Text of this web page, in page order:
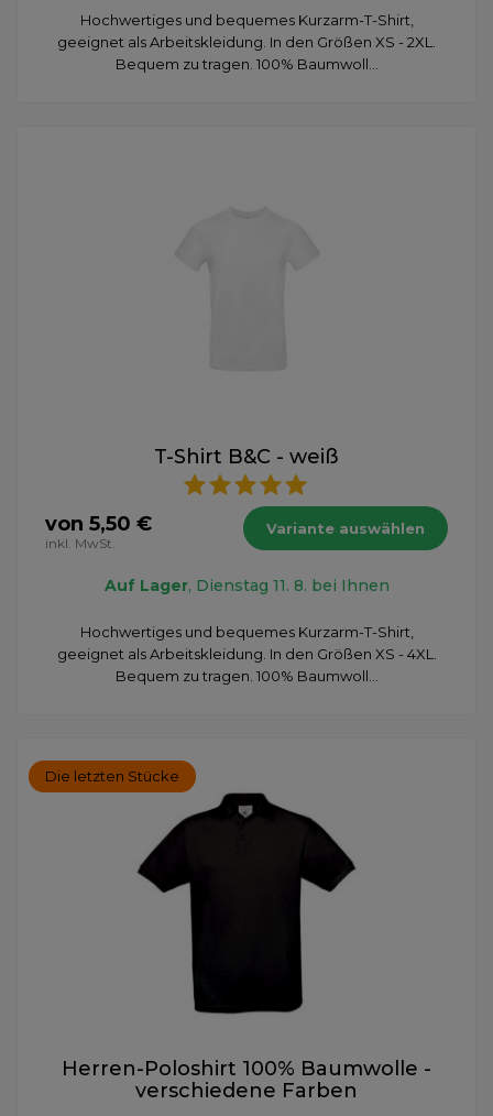
Hochwertiges und bequemes Kurzarm-T-Shirt,
geeignet als Arbeitskleidung. In den Größen XS - 2XL.
Bequem zu tragen. 100% Baumwoll...
T-Shirt B&C - weiß
von 5,50 €
inkl. MwSt.
Variante auswählen
Auf Lager, Dienstag 11. 8. bei Ihnen
Hochwertiges und bequemes Kurzarm-T-Shirt,
geeignet als Arbeitskleidung. In den Größen XS - 4XL.
Bequem zu tragen. 100% Baumwoll...
Die letzten Stücke
Herren-Poloshirt 100% Baumwolle -
verschiedene Farben